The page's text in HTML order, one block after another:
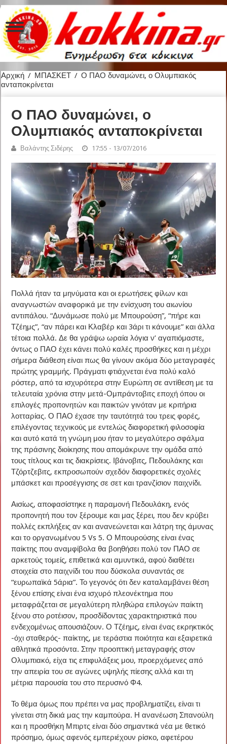
Αρχική / ΜΠΑΣΚΕΤ / Ο ΠΑΟ δυναμώνει, ο Ολυμπιακός
ανταποκρίνεται
Ο ΠΑΟ δυναμώνει, ο
Ολυμπιακός ανταποκρίνεται
Βαλάντης Σιδέρης 17:55 - 13/07/2016
Πολλά ήταν τα μηνύματα και οι ερωτήσεις φίλων και
αναγνωστών αναφορικά με την ενίσχυση του αιωνίου
αντιπάλου. “Δυνάμωσε πολύ με Μπουρούση”, “πήρε και
Τζέημς”, “αν πάρει και Κλαβέρ και 3άρι τι κάνουμε” και άλλα
τέτοια πολλά. Δε θα γράψω ωραία λόγια ν’ αγαπιόμαστε,
όντως ο ΠΑΟ έχει κάνει πολύ καλές προσθήκες και η μέχρι
σήμερα διάθεση είναι πως θα γίνουν ακόμα δύο μεταγραφές
πρώτης γραμμής. Πράγματι φτιάχνεται ένα πολύ καλό
ρόστερ, από τα ισχυρότερα στην Ευρώπη σε αντίθεση με τα
τελευταία χρόνια στην μετά-Ομπράντοβιτς εποχή όπου οι
επιλογές προπονητών και παικτών γινόταν με κριτήρια
λοτταρίας. Ο ΠΑΟ έχασε την ταυτότητά του τρεις φορές,
επιλέγοντας τεχνικούς με εντελώς διαφορετική φιλοσοφία
και αυτό κατά τη γνώμη μου ήταν το μεγαλύτερο σφάλμα
της πράσινης διοίκησης που απομάκρυνε την ομάδα από
τους τίτλους και τις διακρίσεις. Ιβάνοβιτς, Πεδουλάκης και
Τζόρτζεβιτς, εκπροσωπούν σχεδόν διαφορετικές σχολές
μπάσκετ και προσέγγισης σε σετ και τρανζίσιον παιχνίδι.
Αισίως, αποφασίστηκε η παραμονή Πεδουλάκη, ενός
προπονητή που τον ξέρουμε και μας ξέρει, που δεν κρύβει
πολλές εκπλήξεις αν και ανανεώνεται και λάτρη της άμυνας
και το οργανωμένου 5 Vs 5. Ο Μπουρούσης είναι ένας
παίκτης που αναμφίβολα θα βοηθήσει πολύ τον ΠΑΟ σε
αρκετούς τομείς, επιθετικά και αμυντικά, αφού διαθέτει
στοιχεία στο παιχνίδι του που δύσκολα συναντάς σε
“ευρωπαϊκά 5άρια”. Το γεγονός ότι δεν καταλαμβάνει θέση
ξένου επίσης είναι ένα ισχυρό πλεονέκτημα που
μεταφράζεται σε μεγαλύτερη πληθώρα επιλογών παίκτη
ξένου στο ροτέισον, προσδίδοντας χαρακτηριστικά που
ενδεχομένως απουσιάζουν. Ο Τζέημς, είναι ένας εκρηκτικός
-όχι σταθερός- παίκτης, με τεράστια ποιότητα και εξαιρετικά
αθλητικά προσόντα. Στην προοπτική μεταγραφής στον
Ολυμπιακό, είχα τις επιφυλάξεις μου, προερχόμενες από
την απειρία του σε αγώνες υψηλής πίεσης αλλά και τη
μέτρια παρουσία του στο περυσινό Φ4.
Το θέμα όμως που πρέπει να μας προβληματίζει, είναι τι
γίνεται στη δικιά μας την καμπούρα. Η ανανέωση Σπανούλη
και η προσθήκη Μπιρτς είναι δύο σημαντικά νέα με θετικό
πρόσημο, όμως αφενός εμπεριέχουν ρίσκο, αφετέρου